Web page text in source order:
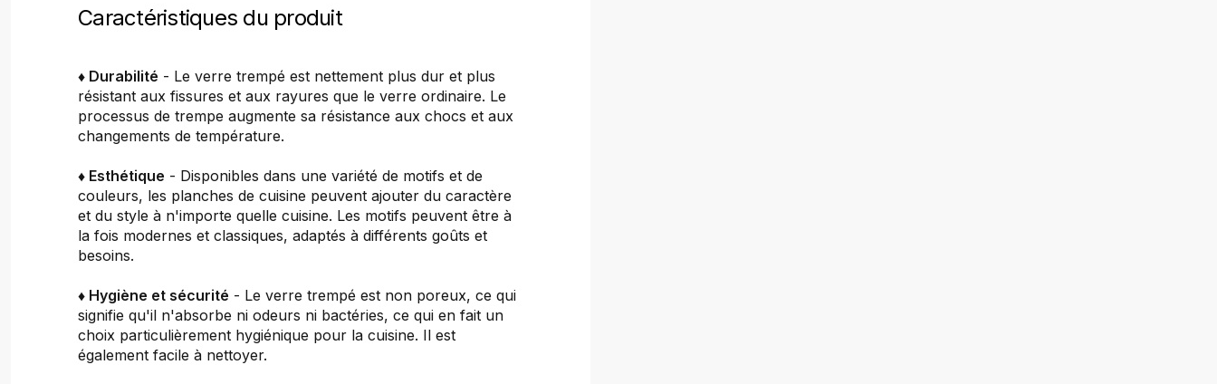
Caractéristiques du produit
♦ Durabilité - Le verre trempé est nettement plus dur et plus
résistant aux fissures et aux rayures que le verre ordinaire. Le
processus de trempe augmente sa résistance aux chocs et aux
changements de température.
♦ Esthétique - Disponibles dans une variété de motifs et de
couleurs, les planches de cuisine peuvent ajouter du caractère
et du style à n'importe quelle cuisine. Les motifs peuvent être à
la fois modernes et classiques, adaptés à différents goûts et
besoins.
♦ Hygiène et sécurité - Le verre trempé est non poreux, ce qui
signifie qu'il n'absorbe ni odeurs ni bactéries, ce qui en fait un
choix particulièrement hygiénique pour la cuisine. Il est
également facile à nettoyer.